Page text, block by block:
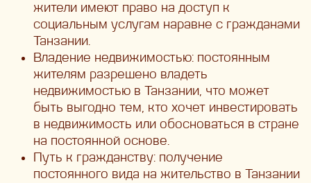
жители имеют право на доступ к
социальным услугам наравне с гражданами
Танзании.
Владение недвижимостью: постоянным
жителям разрешено владеть
недвижимостью в Танзании, что может
быть выгодно тем, кто хочет инвестировать
в недвижимость или обосноваться в стране
на постоянной основе.
Путь к гражданству: получение
постоянного вида на жительство в Танзании